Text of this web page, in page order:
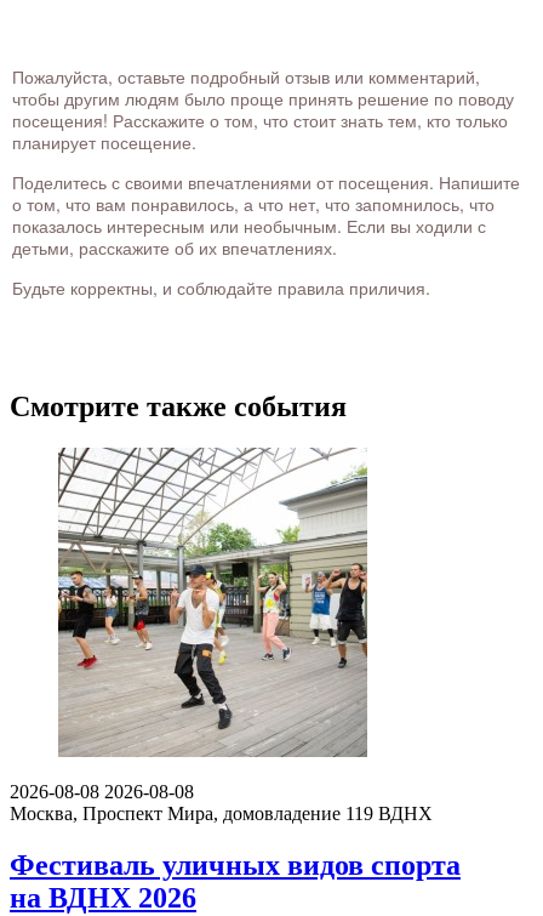
Пожалуйста, оставьте подробный отзыв или комментарий,
чтобы другим людям было проще принять решение по поводу
посещения! Расскажите о том, что стоит знать тем, кто только
планирует посещение.
Поделитесь с своими впечатлениями от посещения. Напишите
о том, что вам понравилось, а что нет, что запомнилось, что
показалось интересным или необычным. Если вы ходили с
детьми, расскажите об их впечатлениях.
Будьте корректны, и соблюдайте правила приличия.
Смотрите также события
2026-08-08 2026-08-08
Москва, Проспект Мира, домовладение 119 ВДНХ
Фестиваль уличных видов спорта
на ВДНХ 2026